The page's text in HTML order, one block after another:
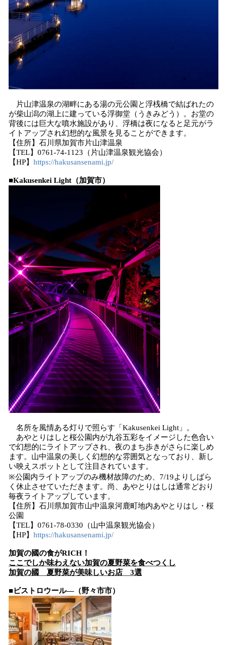
片山津温泉の湖畔にある湯の元公園と浮桟橋で結ばれたの
が柴山潟の湖上に建っている浮御堂（うきみどう）。お堂の
背後には巨大な噴水施設があり、浮橋は夜になると足元がラ
イトアップされ幻想的な風景を見ることができます。
【住所】石川県加賀市片山津温泉
【TEL】0761-74-1123（片山津温泉観光協会）
【HP】 https://hakusansenami.jp/
■Kakusenkei Light（加賀市）
名所を風情ある灯りで照らす「Kakusenkei Light」。
あやとりはしと桜公園内が九谷五彩をイメージした色合い
で幻想的にライトアップされ、夜のまち歩きがさらに楽しめ
ます。山中温泉の美しく幻想的な雰囲気となっており、新し
い映えスポットとして注目されています。
※公園内ライトアップのみ機材故障のため、7/19よりしばら
く休止させていただきます。尚、あやとりはしは通常どおり
毎夜ライトアップしています。
【住所】石川県加賀市山中温泉河鹿町地内あやとりはし・桜
公園
【TEL】0761-78-0330（山中温泉観光協会）
【HP】 https://hakusansenami.jp/
加賀の國の食がRICH！
ここでしか味わえない加賀の夏野菜を食べつくし
加賀の國 夏野菜が美味しいお店 3選
■ビストロウール―（野々市市）